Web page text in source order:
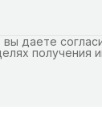
даете
получения